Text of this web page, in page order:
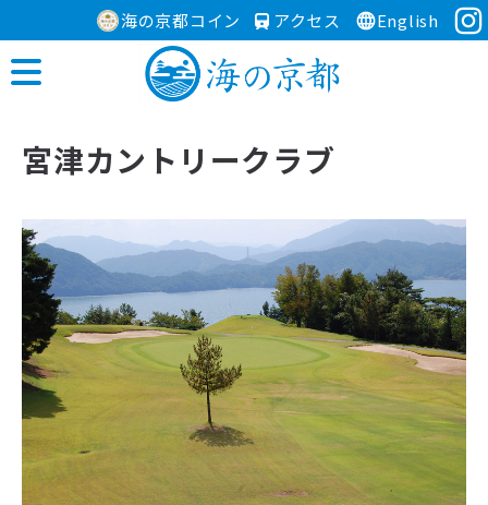
海の京都コイン アクセス English
宮津カントリークラブ